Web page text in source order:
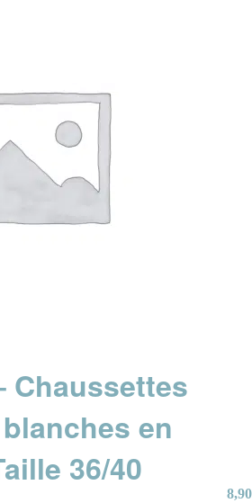
Chaussettes
en
36/40
8,90